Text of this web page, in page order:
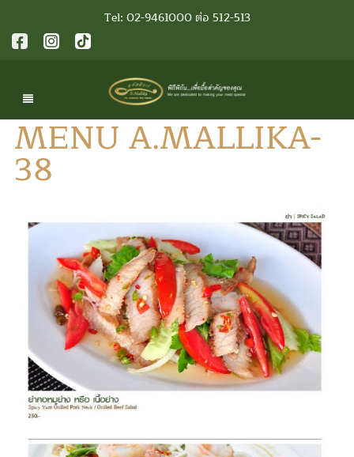
Tel: 02-9461000 ต่อ 512-513
MENU A.MALLIKA-
38